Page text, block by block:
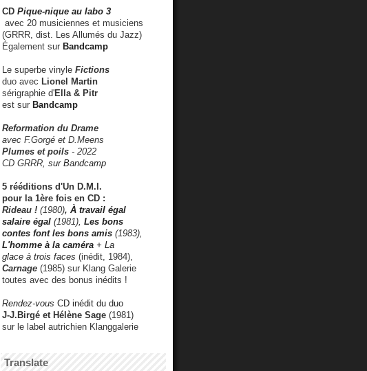
CD Pique-nique au labo 3
avec 20 musiciennes et musiciens
(GRRR, dist. Les Allumés du Jazz)
Également sur Bandcamp
Le superbe vinyle Fictions
duo avec Lionel Martin
sérigraphie d'Ella & Pitr
est sur Bandcamp
Reformation du Drame
avec F.Gorgé et D.Meens
Plumes et poils - 2022
CD GRRR, sur Bandcamp
5 rééditions d'Un D.M.I.
pour la 1ère fois en CD :
Rideau ! (1980), À travail égal
salaire égal (1981), Les bons
contes font les bons amis (1983),
L'homme à la caméra + La
glace à trois faces (inédit, 1984),
Carnage (1985) sur Klang Galerie
toutes avec des bonus inédits !
Rendez-vous CD inédit du duo
J-J.Birgé et Hélène Sage (1981)
sur le label autrichien Klanggalerie
Translate